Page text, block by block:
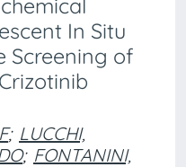
In Situ
Screening of
; LUCCHI,
; FONTANINI,